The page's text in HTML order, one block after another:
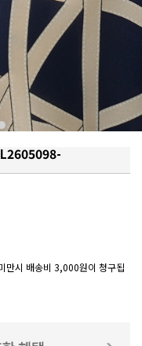
만시 배송비 3,000원이 청구됩